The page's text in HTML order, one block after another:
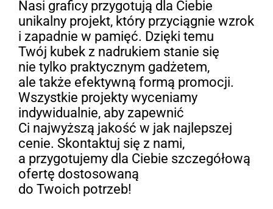
Nasi graficy przygotują dla Ciebie
unikalny projekt, który przyciągnie wzrok
i zapadnie w pamięć. Dzięki temu
Twój kubek z nadrukiem stanie się
nie tylko praktycznym gadżetem,
ale także efektywną formą promocji.
Wszystkie projekty wyceniamy
indywidualnie, aby zapewnić
Ci najwyższą jakość w jak najlepszej
cenie. Skontaktuj się z nami,
a przygotujemy dla Ciebie szczegółową
ofertę dostosowaną
do Twoich potrzeb!